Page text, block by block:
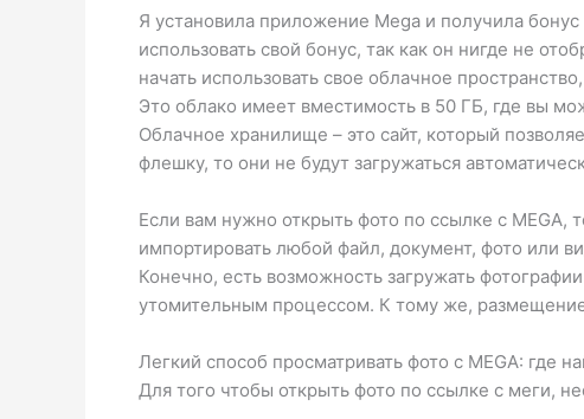
Я установила приложение Mega и получила
использовать свой бонус, так как он нигде не
начать использовать свое облачное
Это облако имеет вместимость в 50 ГБ, где вы
Облачное хранилище – это сайт, который
флешку, то они не будут загружаться
Если вам нужно открыть фото по ссылке с
импортировать любой файл, документ, фото или
Конечно, есть возможность загружать
утомительным процессом. К тому же,
Легкий способ просматривать фото с MEGA: где
Для того чтобы открыть фото по ссылке с меги,